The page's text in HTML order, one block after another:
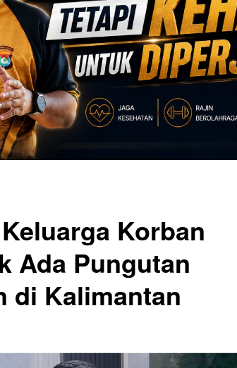
Korban
Ada Pungutan
di Kalimantan